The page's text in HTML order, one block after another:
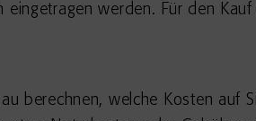
werden. Für den Kauf
berechnen, welche Kosten auf